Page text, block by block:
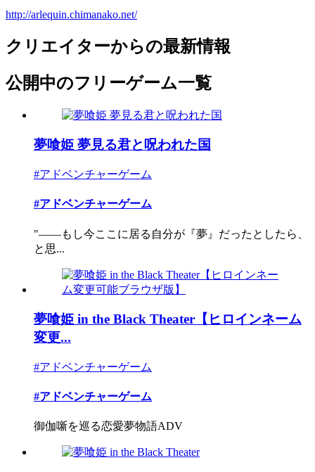
http://arlequin.chimanako.net/
クリエイターからの最新情報
公開中のフリーゲーム一覧
夢喰姫 夢見る君と呪われた国
#アドベンチャーゲーム
#アドベンチャーゲーム
"――もし今ここに居る自分が『夢』だったとしたら、
と思...
夢喰姫 in the Black Theater【ヒロインネーム
変更...
#アドベンチャーゲーム
#アドベンチャーゲーム
御伽噺を巡る恋愛夢物語ADV